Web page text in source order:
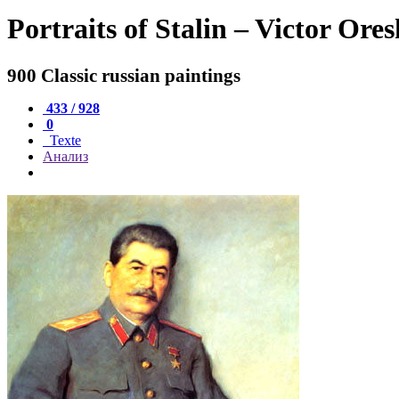
Portraits of Stalin – Victor
900 Classic russian paintings
433 / 928
0
Texte
Анализ